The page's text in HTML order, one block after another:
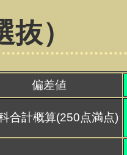
）
偏差値
合計概算(250点満点)